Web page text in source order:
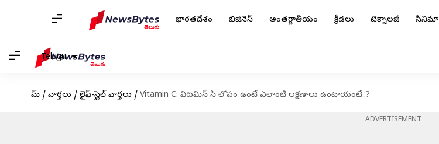
భారతదేశం బిజినెస్ అంతర్జాతీయం క్రీడలు టెక్నాలజీ సినిమా
Telugu
హోమ్ / వార్తలు / లైఫ్-స్టైల్ వార్తలు / Vitamin C: విటమిన్ సి లోపం ఉంటే ఎలాంటి లక్షణాలు ఉంటాయంటే..?
ADVERTISEMENT